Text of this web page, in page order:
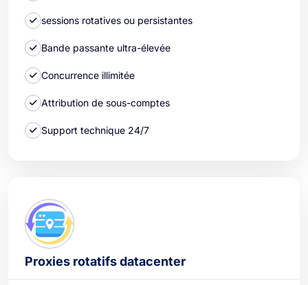
sessions rotatives ou persistantes
Bande passante ultra-élevée
Concurrence illimitée
Attribution de sous-comptes
Support technique 24/7
Proxies rotatifs datacenter